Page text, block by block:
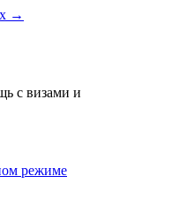
→
с визами и
режиме